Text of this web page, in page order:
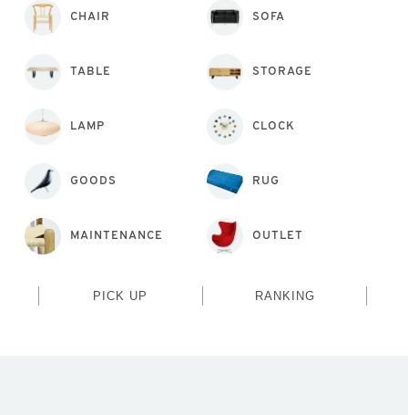
CHAIR SOFA
TABLE STORAGE
LAMP CLOCK
GOODS RUG
MAINTENANCE OUTLET
PICK UP RANKING